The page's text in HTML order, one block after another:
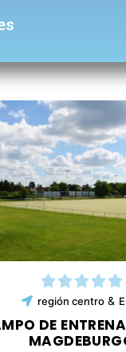
región centro &
DE